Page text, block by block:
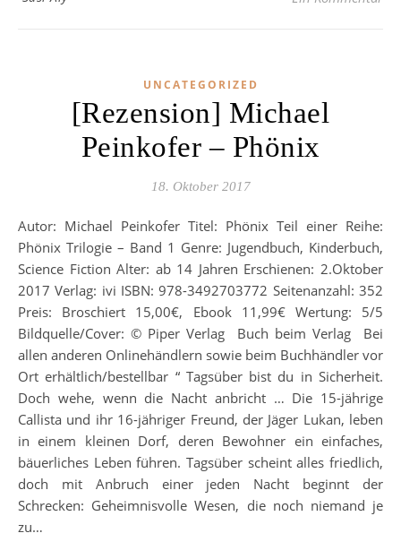
UNCATEGORIZED
[Rezension] Michael
Peinkofer – Phönix
18. Oktober 2017
Autor: Michael Peinkofer Titel: Phönix Teil einer Reihe:
Phönix Trilogie – Band 1 Genre: Jugendbuch, Kinderbuch,
Science Fiction Alter: ab 14 Jahren Erschienen: 2.Oktober
2017 Verlag: ivi ISBN: 978-3492703772 Seitenanzahl: 352
Preis: Broschiert 15,00€, Ebook 11,99€ Wertung: 5/5
Bildquelle/Cover: © Piper Verlag Buch beim Verlag Bei
allen anderen Onlinehändlern sowie beim Buchhändler vor
Ort erhältlich/bestellbar “ Tagsüber bist du in Sicherheit.
Doch wehe, wenn die Nacht anbricht … Die 15-jährige
Callista und ihr 16-jähriger Freund, der Jäger Lukan, leben
in einem kleinen Dorf, deren Bewohner ein einfaches,
bäuerliches Leben führen. Tagsüber scheint alles friedlich,
doch mit Anbruch einer jeden Nacht beginnt der
Schrecken: Geheimnisvolle Wesen, die noch niemand je
zu…